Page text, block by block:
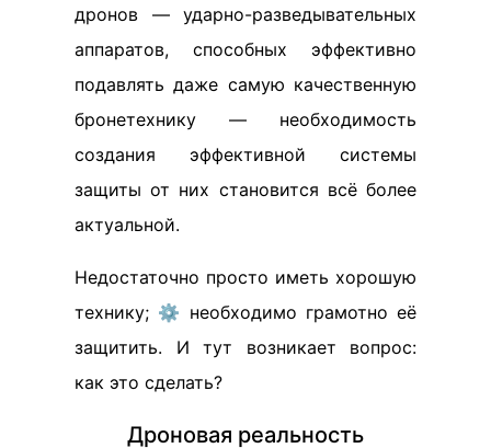
дронов — ударно-разведывательных
аппаратов, способных эффективно
подавлять даже самую качественную
бронетехнику — необходимость
создания эффективной системы
защиты от них становится всё более
актуальной.
Недостаточно просто иметь хорошую
технику; ⚙️ необходимо грамотно её
защитить. И тут возникает вопрос:
как это сделать?
Дроновая реальность